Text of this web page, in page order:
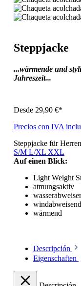
Steppjacke
...wärmende und
Jahreszeit...
Desde 29,90 €*
Precios con IVA
Steppjacke für
S/M L/XL XXL
Auf einen Blick:
Light Weight
atmungsaktiv
windabweisend
wärmend
Descripción
Eigenschaften